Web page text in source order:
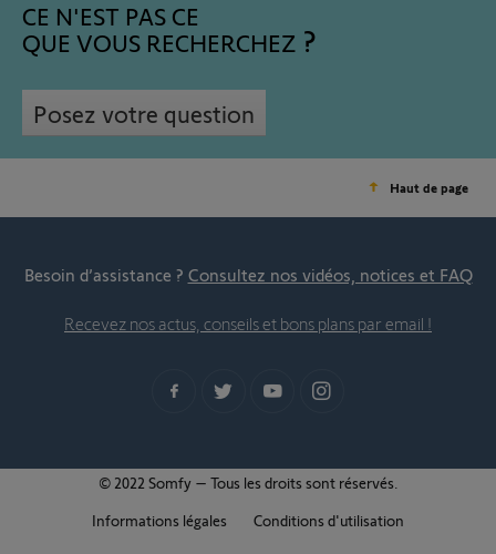
CE N'EST PAS CE
QUE VOUS RECHERCHEZ
Posez votre question
Haut de page
Besoin d’assistance ? Consultez nos vidéos, notices et FAQ
Recevez nos actus, conseils et bons plans par email !
© 2022 Somfy – Tous les droits sont réservés.
Informations légales
Conditions d'utilisation